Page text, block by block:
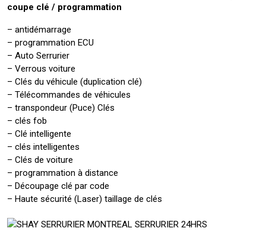
coupe clé / programmation
– antidémarrage
– programmation ECU
– Auto Serrurier
– Verrous voiture
– Clés du véhicule (duplication clé)
– Télécommandes de véhicules
– transpondeur (Puce) Clés
– clés fob
– Clé intelligente
– clés intelligentes
– Clés de voiture
– programmation à distance
– Découpage clé par code
– Haute sécurité (Laser) taillage de clés